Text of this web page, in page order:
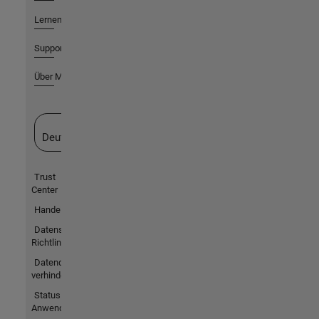
Lernen
Support
Über MathWorks
Deutschland
Trust
Center
Handelsmarken
Datenschutz-
Richtlinien
Datendiebstahl
verhindern
Status von
Anwendungen